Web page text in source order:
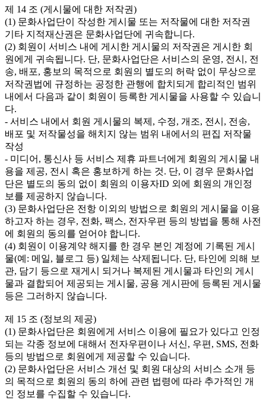
제 14 조 (게시물에 대한 저작권)
(1) 문화사업단이 작성한 게시물 또는 저작물에 대한 저작권
기타 지적재산권은 문화사업단에 귀속합니다.
(2) 회원이 서비스 내에 게시한 게시물의 저작권은 게시한 회
원에게 귀속됩니다. 단, 문화사업단은 서비스의 운영, 전시, 전
송, 배포, 홍보의 목적으로 회원의 별도의 허락 없이 무상으로
저작권법에 규정하는 공정한 관행에 합치되게 합리적인 범위
내에서 다음과 같이 회원이 등록한 게시물을 사용할 수 있습니
다.
- 서비스 내에서 회원 게시물의 복제, 수정, 개조, 전시, 전송,
배포 및 저작물성을 해치지 않는 범위 내에서의 편집 저작물
작성
- 미디어, 통신사 등 서비스 제휴 파트너에게 회원의 게시물 내
용을 제공, 전시 혹은 홍보하게 하는 것. 단, 이 경우 문화사업
단은 별도의 동의 없이 회원의 이용자ID 외에 회원의 개인정
보를 제공하지 않습니다.
(3) 문화사업단은 전항 이외의 방법으로 회원의 게시물을 이용
하고자 하는 경우, 전화, 팩스, 전자우편 등의 방법을 통해 사전
에 회원의 동의를 얻어야 합니다.
(4) 회원이 이용계약 해지를 한 경우 본인 계정에 기록된 게시
물(예: 메일, 블로그 등) 일체는 삭제됩니다. 단, 타인에 의해 보
관, 담기 등으로 재게시 되거나 복제된 게시물과 타인의 게시
물과 결합되어 제공되는 게시물, 공용 게시판에 등록된 게시물
등은 그러하지 않습니다.
제 15 조 (정보의 제공)
(1) 문화사업단은 회원에게 서비스 이용에 필요가 있다고 인정
되는 각종 정보에 대해서 전자우편이나 서신, 우편, SMS, 전화
등의 방법으로 회원에게 제공할 수 있습니다.
(2) 문화사업단은 서비스 개선 및 회원 대상의 서비스 소개 등
의 목적으로 회원의 동의 하에 관련 법령에 따라 추가적인 개
인 정보를 수집할 수 있습니다.